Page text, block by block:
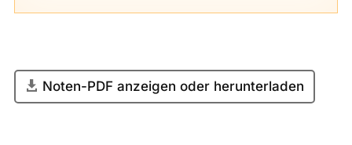
Noten-PDF anzeigen oder herunterladen